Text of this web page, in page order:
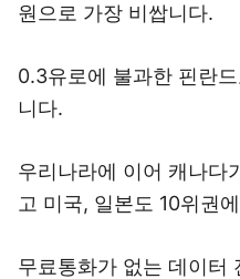
원으로 가장 비쌉니다.
0.3유로에 불과한 핀란
니다.
우리나라에 이어 캐나다
고 미국, 일본도 10위권
무료통화가 없는 데이터